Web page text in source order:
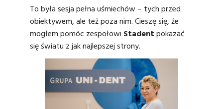
To była sesja pełna uśmiechów – tych przed
obiektywem, ale też poza nim. Cieszę się, że
mogłem pomóc zespołowi Stadentpokazać
się światu z jak najlepszej strony.